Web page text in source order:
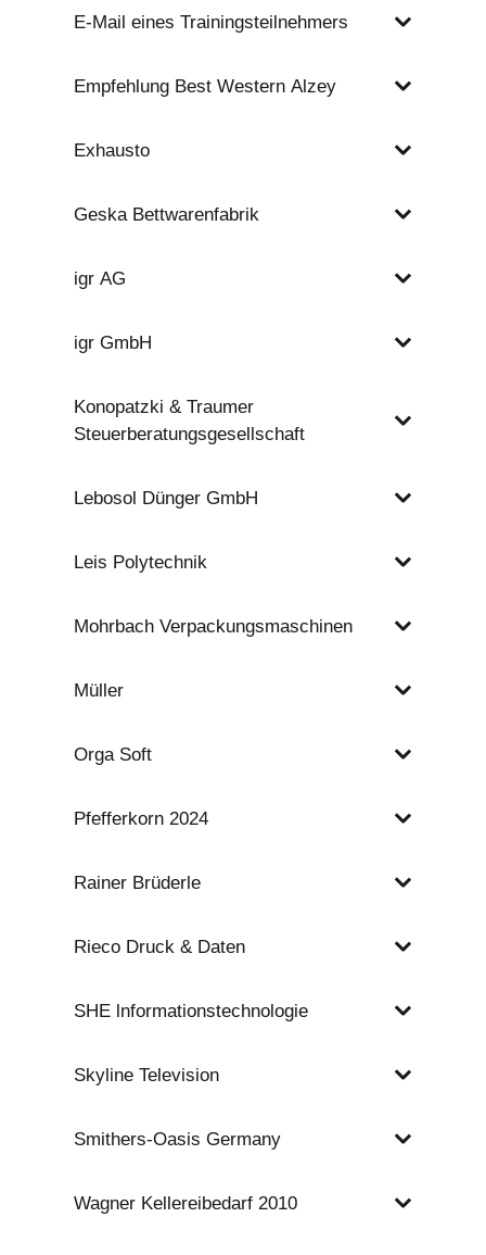
E-Mail eines Trainingsteilnehmers
Empfehlung Best Western Alzey
Exhausto
Geska Bettwarenfabrik
igr AG
igr GmbH
Konopatzki & Traumer
Steuerberatungsgesellschaft
Lebosol Dünger GmbH
Leis Polytechnik
Mohrbach Verpackungsmaschinen
Müller
Orga Soft
Pfefferkorn 2024
Rainer Brüderle
Rieco Druck & Daten
SHE lnformationstechnologie
Skyline Television
Smithers-Oasis Germany
Wagner Kellereibedarf 2010